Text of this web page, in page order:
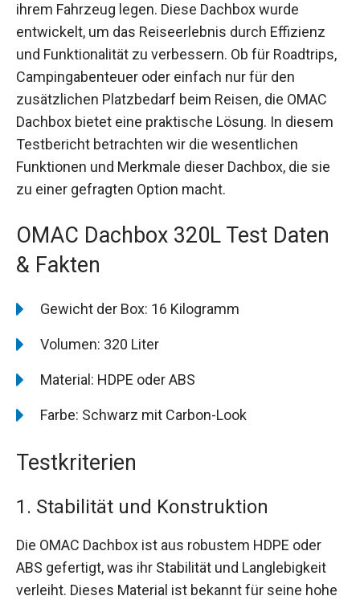
ihrem Fahrzeug legen. Diese Dachbox wurde
entwickelt, um das Reiseerlebnis durch Effizienz
und Funktionalität zu verbessern. Ob für Roadtrips,
Campingabenteuer oder einfach nur für den
zusätzlichen Platzbedarf beim Reisen, die OMAC
Dachbox bietet eine praktische Lösung. In diesem
Testbericht betrachten wir die wesentlichen
Funktionen und Merkmale dieser Dachbox, die sie
zu einer gefragten Option macht.
OMAC Dachbox 320L Test Daten
& Fakten
Gewicht der Box: 16 Kilogramm
Volumen: 320 Liter
Material: HDPE oder ABS
Farbe: Schwarz mit Carbon-Look
Testkriterien
1. Stabilität und Konstruktion
Die OMAC Dachbox ist aus robustem HDPE oder
ABS gefertigt, was ihr Stabilität und Langlebigkeit
verleiht. Dieses Material ist bekannt für seine hohe